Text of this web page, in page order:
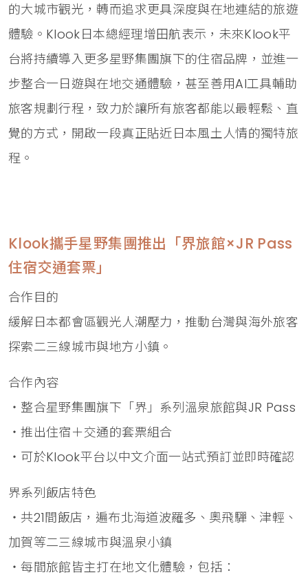
的大城市觀光，轉而追求更具深度與在地連結的旅遊
體驗。Klook日本總經理增田航表示，未來Klook平
台將持續導入更多星野集團旗下的住宿品牌，並進一
步整合一日遊與在地交通體驗，甚至善用AI工具輔助
旅客規劃行程，致力於讓所有旅客都能以最輕鬆、直
覺的方式，開啟一段真正貼近日本風土人情的獨特旅
程。
Klook攜手星野集團推出「界旅館×JR Pass
住宿交通套票」
合作目的
緩解日本都會區觀光人潮壓力，推動台灣與海外旅客
探索二三線城市與地方小鎮。
合作內容
・整合星野集團旗下「界」系列溫泉旅館與JR Pass
・推出住宿＋交通的套票組合
・可於Klook平台以中文介面一站式預訂並即時確認
界系列飯店特色
・共21間飯店，遍布北海道波羅多、奧飛驒、津輕、
加賀等二三線城市與溫泉小鎮
・每間旅館皆主打在地文化體驗，包括：